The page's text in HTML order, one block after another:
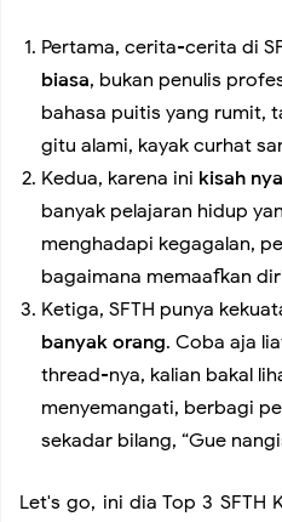
Beruntungnya
Kompetisi
Membedakan mana
Pertama, cerita-cerita di
biasa, bukan penulis
bahasa puitis yang rumit,
gitu alami, kayak curhat
Kedua, karena ini kisah
banyak pelajaran hidup
menghadapi kegagalan,
bagaimana memaafkan
Ketiga, SFTH punya
banyak orang. Coba aja
thread-nya, kalian bakal
menyemangati, berbagi
sekadar bilang, “Gue
Let's go, ini dia Top 3 SFTH